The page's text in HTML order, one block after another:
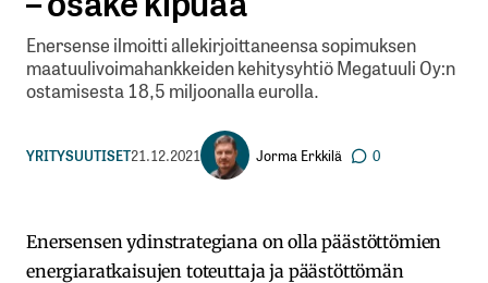
Enersense ilmoitti allekirjoittaneensa sopimuksen
maatuulivoimahankkeiden kehitysyhtiö Megatuuli Oy:n
ostamisesta 18,5 miljoonalla eurolla.
YRITYSUUTISET21.12.2021 Jorma Erkkilä 0
Enersensen ydinstrategiana on olla päästöttömien
energiaratkaisujen toteuttaja ja päästöttömän